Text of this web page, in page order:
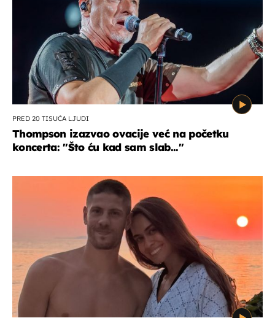
PRED 20 TISUĆA LJUDI
Thompson izazvao ovacije već na početku
koncerta: "Što ću kad sam slab..."